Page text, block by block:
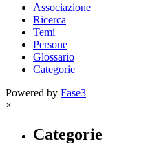
Associazione
Ricerca
Temi
Persone
Glossario
Categorie
Powered by Fase3
×
Categorie